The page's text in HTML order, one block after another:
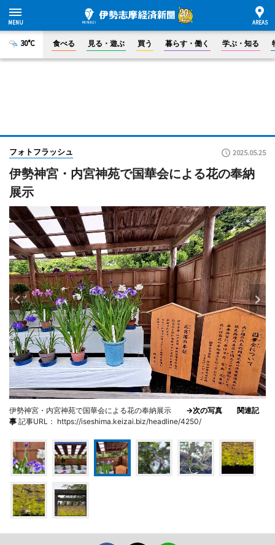
30°C 食べる 見る・遊ぶ 買う 暮らす・働く 学ぶ・知る
フォトフラッシュ 2025.05.25
伊勢神宮・内宮神苑で国華会による花の奉納
展示
伊勢神宮・内宮神苑で国華会による花の奉納展示 →次の写真
関連記
事 記事URL： https://iseshima.keizai.biz/headline/4250/